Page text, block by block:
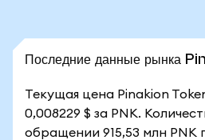
Последние данные рынка
Текущая цена Pinakion
0,008229 $ за PNK.
обращении 915,53 млн PNK